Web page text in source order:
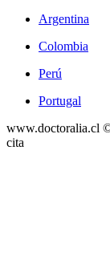
Argentina
Colombia
Perú
Portugal
www.doctoralia.cl
cita